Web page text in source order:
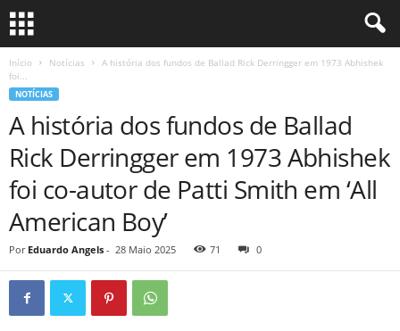
Início Notícias
A história dos fundos de Ballad Rick Derringger em 1973 Abhishek
foi...
NOTÍCIAS
A história dos fundos de Ballad
Rick Derringger em 1973 Abhishek
foi co-autor de Patti Smith em ‘All
American Boy’
Por Eduardo Angels - 28 Maio 2025 71 0